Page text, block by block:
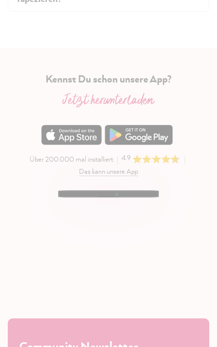
Kennst Du schon unsere App?
Jetzt herunterladen
Über 200.000 mal installiert
4.9
Das kann unsere App